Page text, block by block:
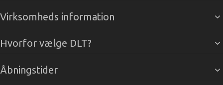
Virksomheds information
Hvorfor vælge DLT?
Åbningstider